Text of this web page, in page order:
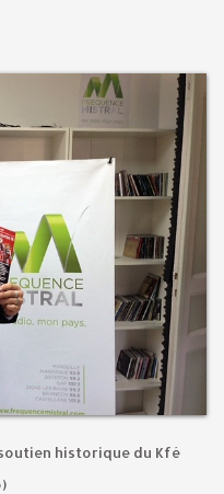
historique du Kfé